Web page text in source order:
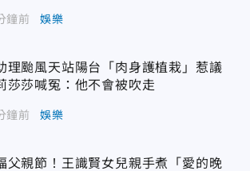
鐘前 娛樂
理颱風天站陽台「肉身護植栽」惹議
莎莎喊冤：他不會被吹走
鐘前 娛樂
父親節！王識賢女兒親手煮「愛的晚